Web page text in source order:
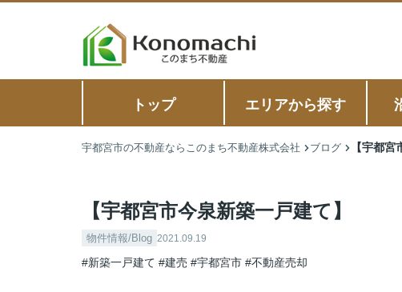
トップ エリアから探す
宇都宮市の不動産ならこのまち不動産株式会社 ブログ 【宇都宮
【宇都宮市今泉新築一戸建て】
物件情報/Blog 2021.09.19
#新築一戸建て #建売 #宇都宮市 #不動産売却